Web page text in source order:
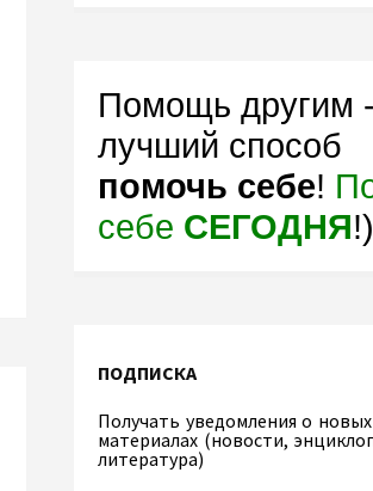
Помощь другим -
лучший способ
помочь себе!
себе СЕГОДНЯ!)
ПОДПИСКА
Получать уведомления о новых
материалах (новости,
литература)